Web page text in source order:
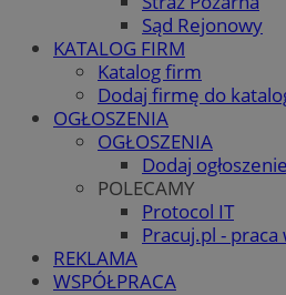
Sąd Rejonowy
KATALOG FIRM
Katalog firm
Dodaj firmę do
OGŁOSZENIA
OGŁOSZENIA
Dodaj ogłoszenie
POLECAMY
Protocol IT
Pracuj.pl - praca
REKLAMA
WSPÓŁPRACA